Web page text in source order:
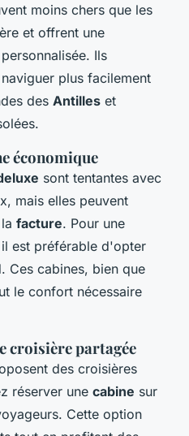
moins chers que les
et offrent une
Ils
plus facilement
des Antilles et
économique
sont tentantes avec
mais elles peuvent
facture. Pour une
est préférable d'opter
Ces cabines, bien que
le confort nécessaire
croisière partagée
des croisières
réserver une cabine sur
Cette option